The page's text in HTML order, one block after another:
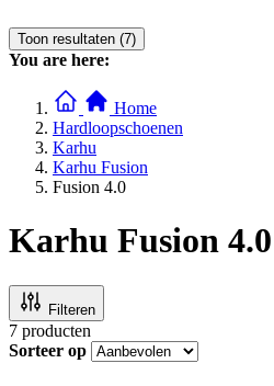
Toon resultaten (7)
You are here:
Home
Hardloopschoenen
Karhu
Karhu Fusion
Fusion 4.0
Karhu Fusion 4.0
Filteren
7 producten
Sorteer op